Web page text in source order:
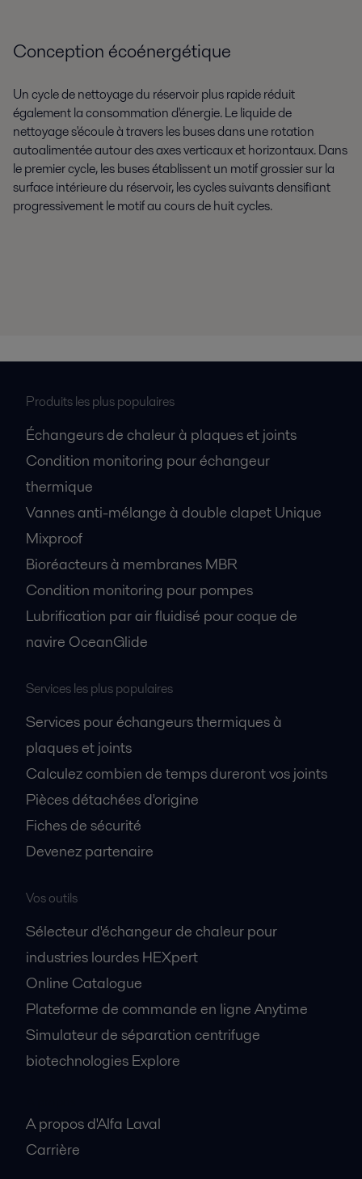
Conception écoénergétique
Un cycle de nettoyage du réservoir plus rapide réduit
également la consommation d'énergie. Le liquide de
nettoyage s'écoule à travers les buses dans une rotation
autoalimentée autour des axes verticaux et horizontaux. Dans
le premier cycle, les buses établissent un motif grossier sur la
surface intérieure du réservoir, les cycles suivants densifiant
progressivement le motif au cours de huit cycles.
Produits les plus populaires
Échangeurs de chaleur à plaques et joints
Condition monitoring pour échangeur
thermique
Vannes anti-mélange à double clapet Unique
Mixproof
Bioréacteurs à membranes MBR
Condition monitoring pour pompes
Lubrification par air fluidisé pour coque de
navire OceanGlide
Services les plus populaires
Services pour échangeurs thermiques à
plaques et joints
Calculez combien de temps dureront vos joints
Pièces détachées d'origine
Fiches de sécurité
Devenez partenaire
Vos outils
Sélecteur d'échangeur de chaleur pour
industries lourdes HEXpert
Online Catalogue
Plateforme de commande en ligne Anytime
Simulateur de séparation centrifuge
biotechnologies Explore
A propos d'Alfa Laval
Carrière